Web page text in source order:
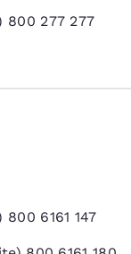
277 277
6161 147